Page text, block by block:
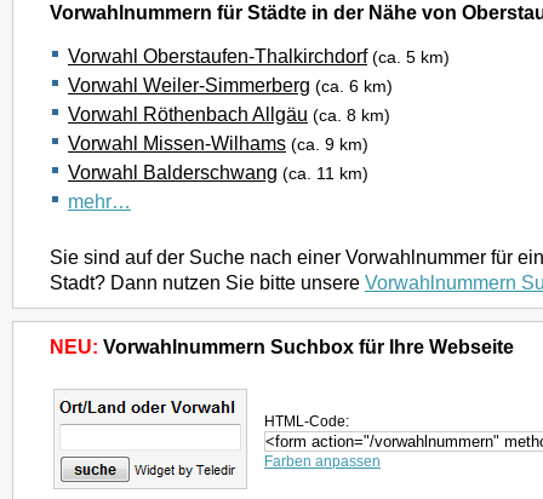
Vorwahlnummern für Städte in der Nähe von
Vorwahl Oberstaufen-Thalkirchdorf (ca. 5 km)
Vorwahl Weiler-Simmerberg (ca. 6 km)
Vorwahl Röthenbach Allgäu (ca. 8 km)
Vorwahl Missen-Wilhams (ca. 9 km)
Vorwahl Balderschwang (ca. 11 km)
mehr…
Sie sind auf der Suche nach einer Vorwahlnummer für
Stadt? Dann nutzen Sie bitte unsere Vorwahlnummern
NEU: Vorwahlnummern Suchbox für Ihre Webseite
HTML-Code:
Farben anpassen